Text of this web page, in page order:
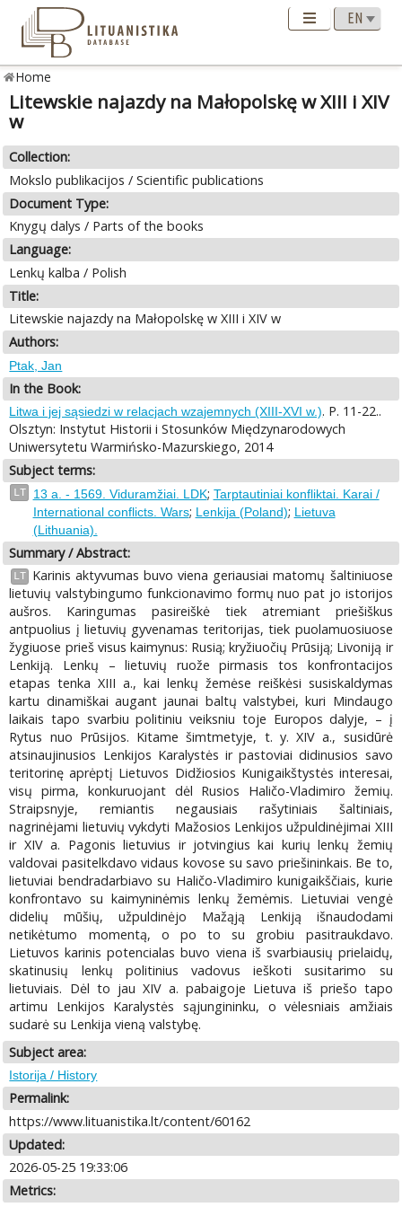
Home
Litewskie najazdy na Małopolskę w XIII i XIV
w
Collection:
Mokslo publikacijos / Scientific publications
Document Type:
Knygų dalys / Parts of the books
Language:
Lenkų kalba / Polish
Title:
Litewskie najazdy na Małopolskę w XIII i XIV w
Authors:
Ptak, Jan
In the Book:
Litwa i jej sąsiedzi w relacjach wzajemnych (XIII-XVI w.). P. 11-22..
Olsztyn: Instytut Historii i Stosunków Międzynarodowych
Uniwersytetu Warmińsko-Mazurskiego, 2014
Subject terms:
LT 13 a. - 1569. Viduramžiai. LDK; Tarptautiniai konfliktai. Karai /
International conflicts. Wars; Lenkija (Poland); Lietuva
(Lithuania).
Summary / Abstract:
LT
Karinis aktyvumas buvo viena geriausiai matomų šaltiniuose
lietuvių valstybingumo funkcionavimo formų nuo pat jo istorijos
aušros. Karingumas pasireiškė tiek atremiant priešiškus
antpuolius į lietuvių gyvenamas teritorijas, tiek puolamuosiuose
žygiuose prieš visus kaimynus: Rusią; kryžiuočių Prūsiją; Livoniją ir
Lenkiją. Lenkų – lietuvių ruože pirmasis tos konfrontacijos
etapas tenka XIII a., kai lenkų žemėse reiškėsi susiskaldymas
kartu dinamiškai augant jaunai baltų valstybei, kuri Mindaugo
laikais tapo svarbiu politiniu veiksniu toje Europos dalyje, – į
Rytus nuo Prūsijos. Kitame šimtmetyje, t. y. XIV a., susidūrė
atsinaujinusios Lenkijos Karalystės ir pastoviai didinusios savo
teritorinę aprėptį Lietuvos Didžiosios Kunigaikštystės interesai,
visų pirma, konkuruojant dėl Rusios Haličo-Vladimiro žemių.
Straipsnyje, remiantis negausiais rašytiniais šaltiniais,
nagrinėjami lietuvių vykdyti Mažosios Lenkijos užpuldinėjimai XIII
ir XIV a. Pagonis lietuvius ir jotvingius kai kurių lenkų žemių
valdovai pasitelkdavo vidaus kovose su savo priešininkais. Be to,
lietuviai bendradarbiavo su Haličo-Vladimiro kunigaikščiais, kurie
konfrontavo su kaimyninėmis lenkų žemėmis. Lietuviai vengė
didelių mūšių, užpuldinėjo Mažąją Lenkiją išnaudodami
netikėtumo momentą, o po to su grobiu pasitraukdavo.
Lietuvos karinis potencialas buvo viena iš svarbiausių prielaidų,
skatinusių lenkų politinius vadovus ieškoti susitarimo su
lietuviais. Dėl to jau XIV a. pabaigoje Lietuva iš priešo tapo
artimu Lenkijos Karalystės sąjungininku, o vėlesniais amžiais
sudarė su Lenkija vieną valstybę.
Subject area:
Istorija / History
Permalink:
https://www.lituanistika.lt/content/60162
Updated:
2026-05-25 19:33:06
Metrics: